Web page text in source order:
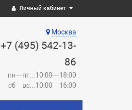
Личный кабинет
Москва
+7 (495) 542-13-
86
пн—пт...10:00—18:00
сб—вс...10:00—16:00